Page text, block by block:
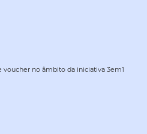
voucher no âmbito da iniciativa 3em1